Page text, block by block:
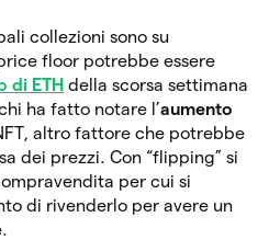
collezioni sono su
floor potrebbe essere
di ETH della scorsa settimana
ha fatto notare l’aumento
altro fattore che potrebbe
dei prezzi. Con “flipping” si
per cui si
di rivenderlo per avere un